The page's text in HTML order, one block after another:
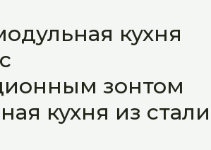
кухня
зонтом
кухня из стали